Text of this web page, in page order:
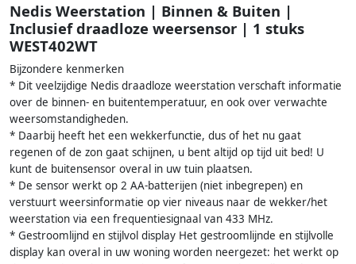
Nedis Weerstation | Binnen & Buiten |
Inclusief draadloze weersensor | 1 stuks
WEST402WT
Bijzondere kenmerken
* Dit veelzijdige Nedis draadloze weerstation verschaft informatie
over de binnen- en buitentemperatuur, en ook over verwachte
weersomstandigheden.
* Daarbij heeft het een wekkerfunctie, dus of het nu gaat
regenen of de zon gaat schijnen, u bent altijd op tijd uit bed! U
kunt de buitensensor overal in uw tuin plaatsen.
* De sensor werkt op 2 AA-batterijen (niet inbegrepen) en
verstuurt weersinformatie op vier niveaus naar de wekker/het
weerstation via een frequentiesignaal van 433 MHz.
* Gestroomlijnd en stijlvol display Het gestroomlijnde en stijlvolle
display kan overal in uw woning worden neergezet: het werkt op